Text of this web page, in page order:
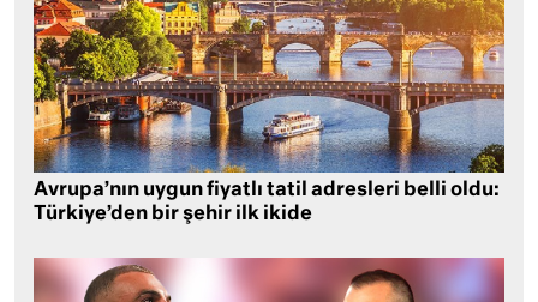
Avrupa’nın uygun fiyatlı tatil adresleri belli oldu:
Türkiye’den bir şehir ilk ikide